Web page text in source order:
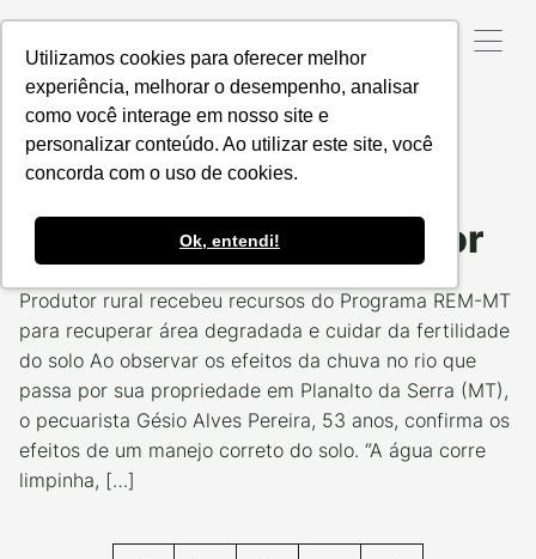
Utilizamos cookies para oferecer melhor
experiência, melhorar o desempenho, analisar
como você interage em nosso site e
personalizar conteúdo. Ao utilizar este site, você
concorda com o uso de cookies.
Ok, entendi!
Data da Postagem:03/01/2022 Categoria:
#EUPRODUZOCERTO
Gésio Alves: Mais
recursos para o produtor
Produtor rural recebeu recursos do Programa REM-MT
para recuperar área degradada e cuidar da fertilidade
do solo Ao observar os efeitos da chuva no rio que
passa por sua propriedade em Planalto da Serra (MT),
o pecuarista Gésio Alves Pereira, 53 anos, confirma os
efeitos de um manejo correto do solo. “A água corre
limpinha, […]